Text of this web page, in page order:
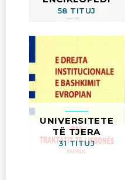
58 TITUJ
UNIVERSITETE
TË TJERA
31 TITUJ